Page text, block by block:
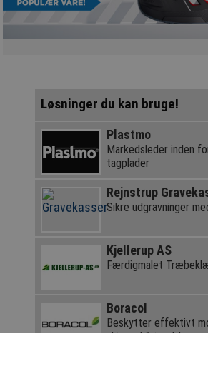
Løsninger du kan bruge!
Plastmo
Markedsleder inden
tagplader
Rejnstrup
Sikre udgravninger
Kjellerup AS
Færdigmalet
Boracol
Beskytter effektivt
skimmel & insekter